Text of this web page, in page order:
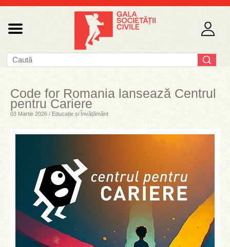
Code for Romania lansează Centrul
pentru Cariere
03 Martie 2026 / Educație și Învățământ